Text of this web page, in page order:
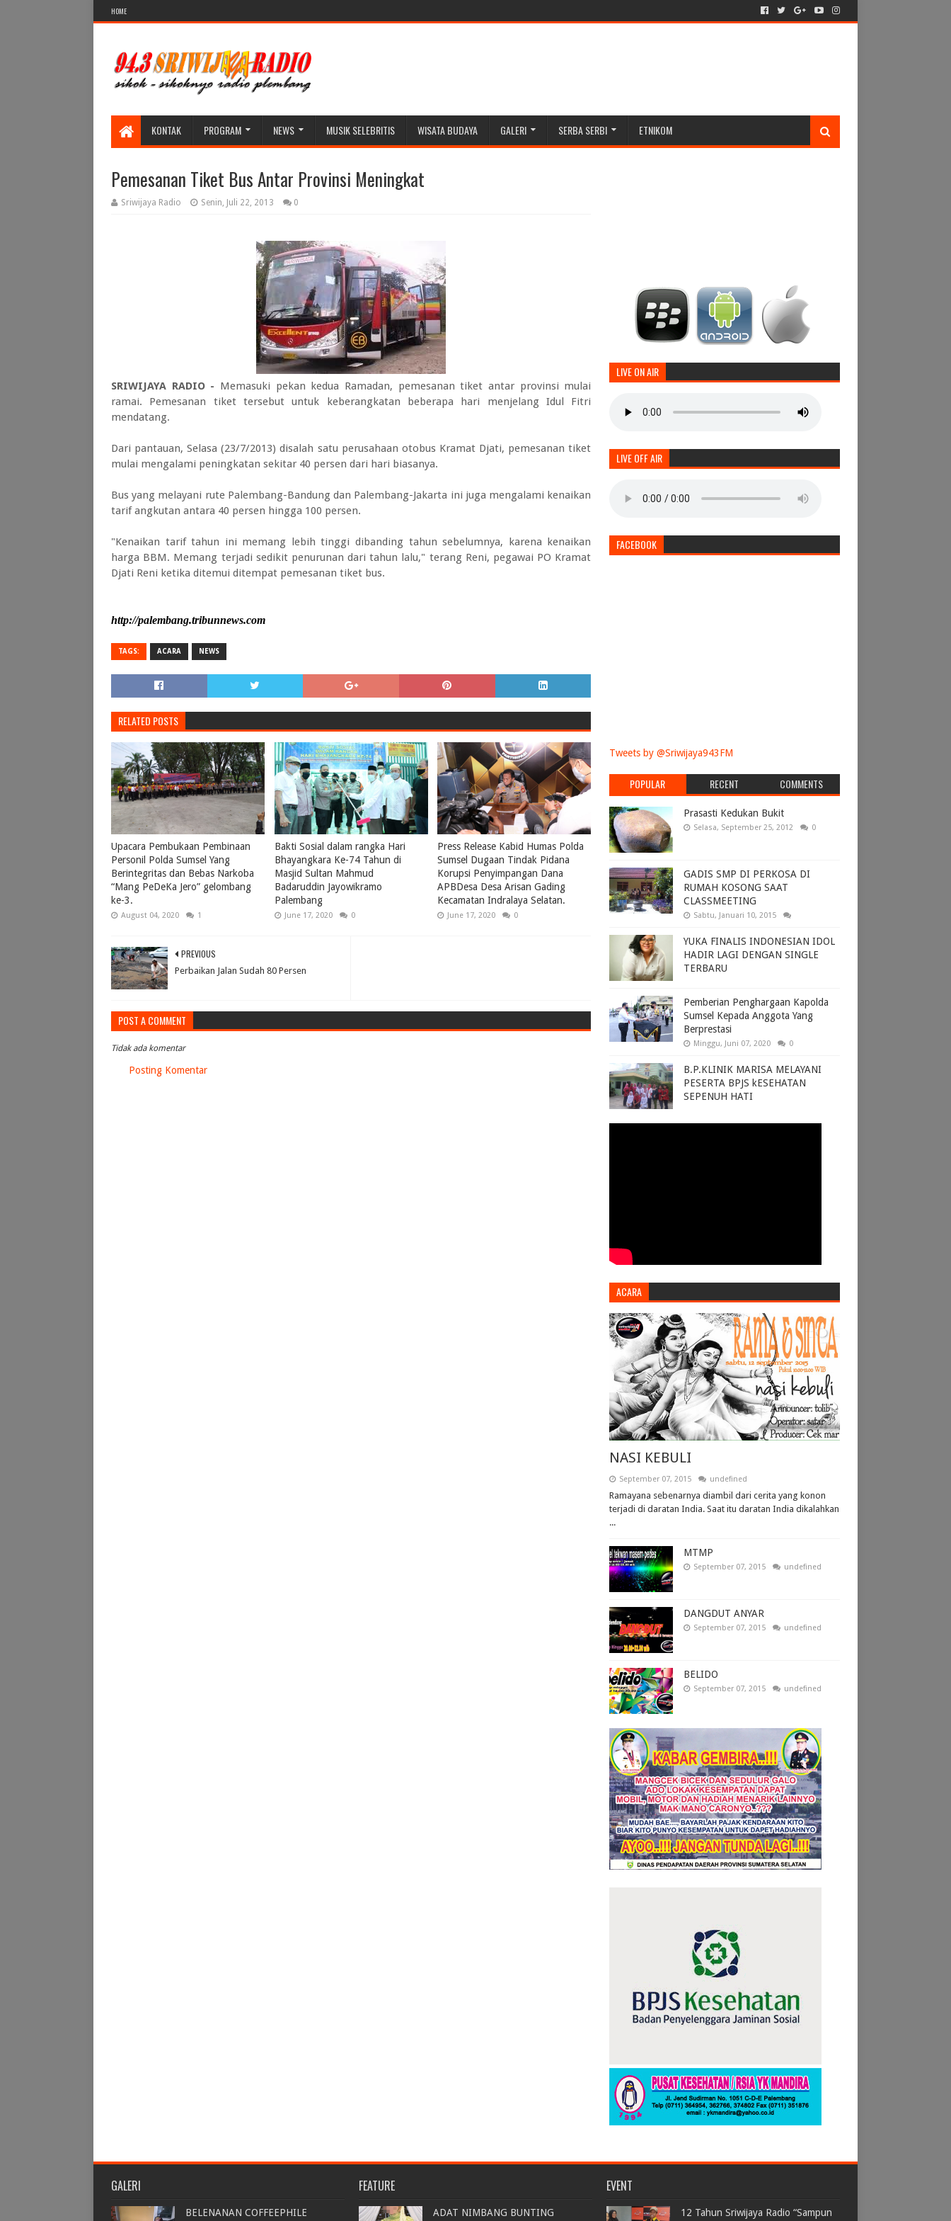
HOME
KONTAK PROGRAM NEWS MUSIK SELEBRITIS WISATA BUDAYA GALERI SERBA SERBI ETNIKOM
Pemesanan Tiket Bus Antar Provinsi Meningkat
Sriwijaya Radio Senin, Juli 22, 2013 0
SRIWIJAYA RADIO - Memasuki pekan kedua Ramadan, pemesanan tiket antar provinsi mulai
ramai. Pemesanan tiket tersebut untuk keberangkatan beberapa hari menjelang Idul Fitri
mendatang.
Dari pantauan, Selasa (23/7/2013) disalah satu perusahaan otobus Kramat Djati, pemesanan tiket
mulai mengalami peningkatan sekitar 40 persen dari hari biasanya.
Bus yang melayani rute Palembang-Bandung dan Palembang-Jakarta ini juga mengalami kenaikan
tarif angkutan antara 40 persen hingga 100 persen.
"Kenaikan tarif tahun ini memang lebih tinggi dibanding tahun sebelumnya, karena kenaikan
harga BBM. Memang terjadi sedikit penurunan dari tahun lalu," terang Reni, pegawai PO Kramat
Djati Reni ketika ditemui ditempat pemesanan tiket bus.
http://palembang.tribunnews.com
TAGS: ACARA NEWS
RELATED POSTS
Upacara Pembukaan Pembinaan
Personil Polda Sumsel Yang
Berintegritas dan Bebas Narkoba
“Mang PeDeKa Jero” gelombang
ke-3.
August 04, 2020 1
Bakti Sosial dalam rangka Hari
Bhayangkara Ke-74 Tahun di
Masjid Sultan Mahmud
Badaruddin Jayowikramo
Palembang
June 17, 2020 0
Press Release Kabid Humas Polda
Sumsel Dugaan Tindak Pidana
Korupsi Penyimpangan Dana
APBDesa Desa Arisan Gading
Kecamatan Indralaya Selatan.
June 17, 2020 0
PREVIOUS
Perbaikan Jalan Sudah 80 Persen
POST A COMMENT
Tidak ada komentar
Posting Komentar
LIVE ON AIR
LIVE OFF AIR
FACEBOOK
Tweets by @Sriwijaya943FM
POPULAR RECENT COMMENTS
Prasasti Kedukan Bukit
Selasa, September 25, 2012 0
GADIS SMP DI PERKOSA DI
RUMAH KOSONG SAAT
CLASSMEETING
Sabtu, Januari 10, 2015
YUKA FINALIS INDONESIAN IDOL
HADIR LAGI DENGAN SINGLE
TERBARU
Pemberian Penghargaan Kapolda
Sumsel Kepada Anggota Yang
Berprestasi
Minggu, Juni 07, 2020 0
B.P.KLINIK MARISA MELAYANI
PESERTA BPJS kESEHATAN
SEPENUH HATI
ACARA
NASI KEBULI
September 07, 2015 undefined
Ramayana sebenarnya diambil dari cerita yang konon
terjadi di daratan India. Saat itu daratan India dikalahkan
...
MTMP
September 07, 2015 undefined
DANGDUT ANYAR
September 07, 2015 undefined
BELIDO
September 07, 2015 undefined
GALERI
BELENANAN COFFEEPHILE
FEATURE
ADAT NIMBANG BUNTING
EVENT
12 Tahun Sriwijaya Radio “Sampun